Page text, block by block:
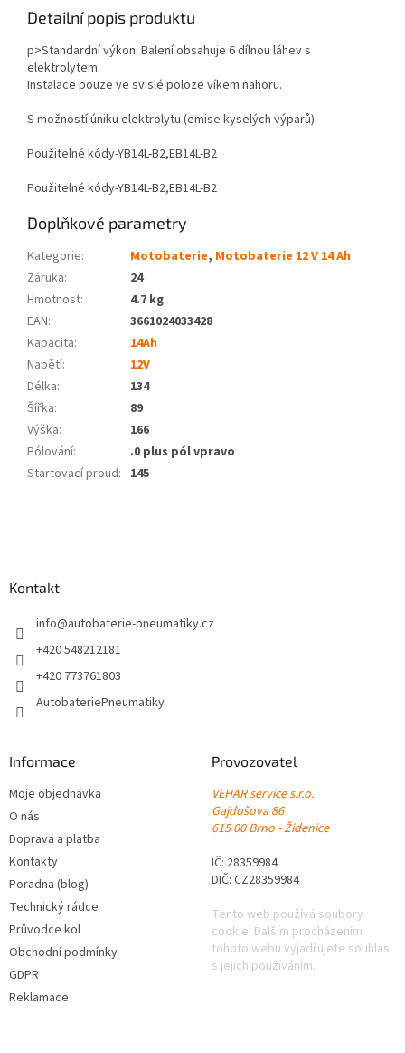
Detailní popis produktu
p>Standardní výkon. Balení obsahuje 6 dílnou láhev s
elektrolytem.
Instalace pouze ve svislé poloze víkem nahoru.
S možností úniku elektrolytu (emise kyselých výparů).
Použitelné kódy-YB14L-B2,EB14L-B2
Použitelné kódy-YB14L-B2,EB14L-B2
Doplňkové parametry
Kategorie: Motobaterie, Motobaterie 12 V 14 Ah
Záruka:
24
Hmotnost:
4.7 kg
EAN:
3661024033428
Kapacita:
14Ah
Napětí:
12V
Délka:
134
Šířka:
89
Výška:
166
Pólování:
.0 plus pól vpravo
Startovací proud: 145
Kontakt
info@autobaterie-pneumatiky.cz
+420 548212181
+420 773761803
AutobateriePneumatiky
Informace
Moje objednávka
O nás
Doprava a platba
Kontakty
Poradna (blog)
Technický rádce
Průvodce kol
Obchodní podmínky
GDPR
Reklamace
Provozovatel
VEHAR service s.r.o.
Gajdošova 86
615 00 Brno - Židenice
IČ: 28359984
DIČ: CZ28359984
Tento web používá soubory
cookie. Dalším procházením
tohoto webu vyjadřujete souhlas
s jejich používáním.